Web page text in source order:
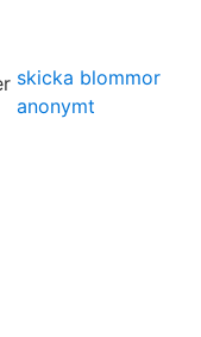
skicka blommor
anonymt